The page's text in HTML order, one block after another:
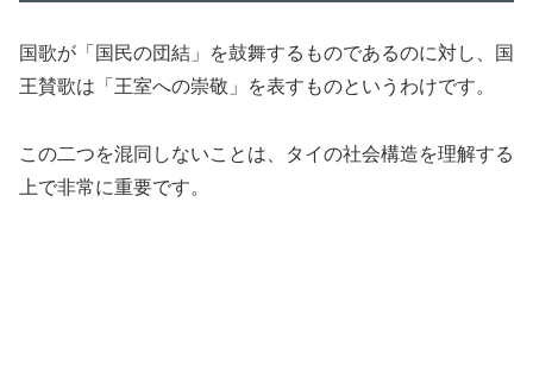
国歌が「国民の団結」を鼓舞するものであるのに対し、国
王賛歌は「王室への崇敬」を表すものというわけです。
この二つを混同しないことは、タイの社会構造を理解する
上で非常に重要です。